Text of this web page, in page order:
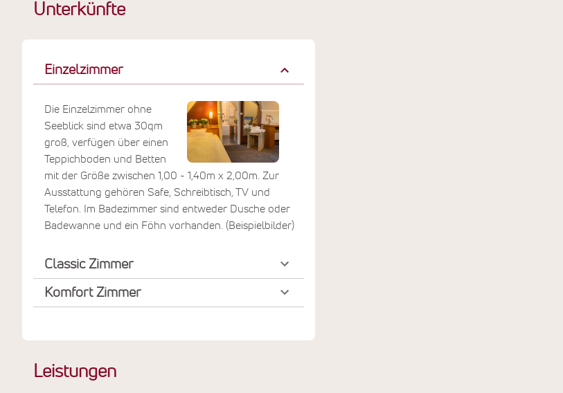
Unterkünfte
Einzelzimmer
Die Einzelzimmer ohne
Seeblick sind etwa 30qm
groß, verfügen über einen
Teppichboden und Betten
mit der Größe zwischen 1,00 - 1,40m x 2,00m. Zur
Ausstattung gehören Safe, Schreibtisch, TV und
Telefon. Im Badezimmer sind entweder Dusche oder
Badewanne und ein Föhn vorhanden. (Beispielbilder)
Classic Zimmer
Komfort Zimmer
Leistungen